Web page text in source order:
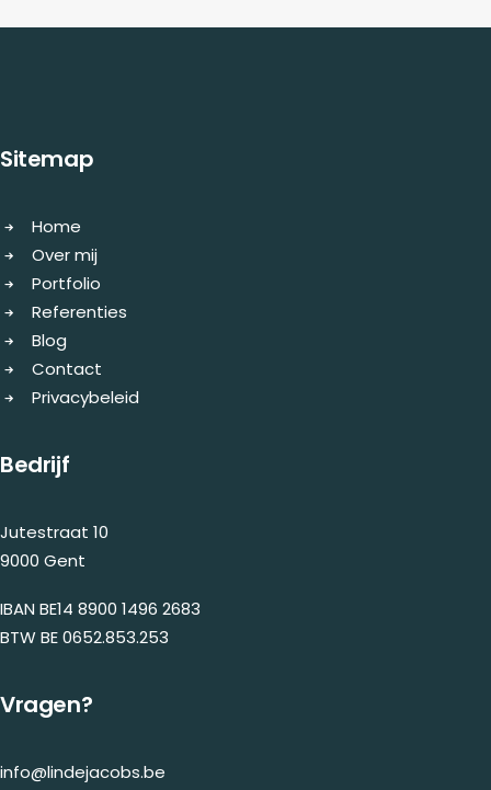
Sitemap
Home
Over mij
Portfolio
Referenties
Blog
Contact
Privacybeleid
Bedrijf
Jutestraat 10
9000 Gent
IBAN BE14 8900 1496 2683
BTW BE 0652.853.253
Vragen?
info@lindejacobs.be